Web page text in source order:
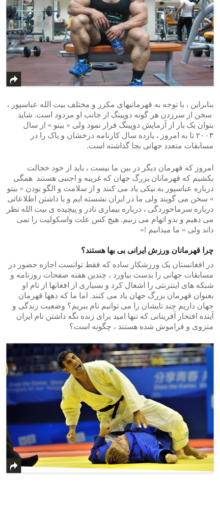
بنابراین ، با توجه به قهرمانیهای مکرر و مختلف بیت الله عباسپور ،
سخن از سرزدن هر گونه دوپینگ از جانب او مردود است. شاید
بتوان یک بار از آزمایش دوپینگ فرار نمود ولی « بیتو » از سال
۲۰۰۳ تا به امروز ، یازده سال کارنامه درخشان و پاک را در
مسابقات متعدد جهانی بجا گذاشته است.
امروز که قهرمان دیگر در بین ما نیست ، باید از خود خجالت
بکشیم که قهرمانان بزرگ جهان که غریبه و اجنبی هستند همگی
درباره عباسپور به نیکی یاد می کنند و از سلامت و الگو بودن « بیتو
» سخن می گویند ولی ما در ایران نشسته ایم و با داشتن اطلاعاتی
درباره سرماخوردگی ، درباره بیماری نادر و پیچیده ی بیت الله نظر
می دهیم و بدو اتهام می زنیم. هیچ کس علت واسکولیت را نمی
داند ولی « ما میدانیم !»
چرا قهرمانان ورزش ایرانی بی بها هستند؟
در افغانستان یک ورزشکار ساده که فقط توانست اجازه حضور در
مسابقات جهانی را بدست بیاورد ، چندین هفته صفحات روزنامه و
شبکه های اینترنتی را اشغال کرد و بسیاری از افغانها از نام او
بعنوان قهرمان بزرگ جهان یاد می کنند. اما ما که دهها قهرمان
جهان داریم چند تایشان را می توانیم نام ببریم؟ وضعیت زندگی و
آینده افتخار آفرینانی که تنها امید برای زنده نگه داشتن نام ایران
منزوی و فراموش شده هستند ، چگونه است؟